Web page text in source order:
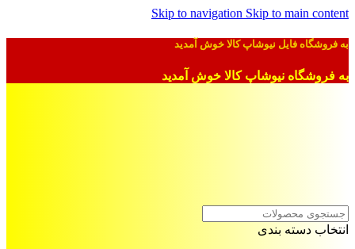
Skip to navigation Skip to main content
به فروشگاه فایل نیوشاپ کالا خوش آمدید
به فروشگاه نیوشاپ کالا خوش آمدید
انتخاب دسته بندی